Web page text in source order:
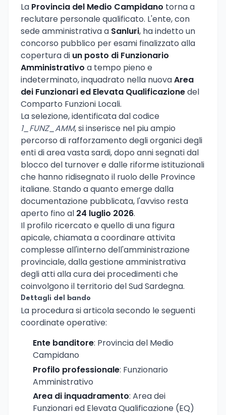
La Provincia del Medio Campidano torna a
reclutare personale qualificato. L'ente, con
sede amministrativa a Sanluri, ha indetto un
concorso pubblico per esami finalizzato alla
copertura di un posto di Funzionario
Amministrativo a tempo pieno e
indeterminato, inquadrato nella nuovaArea
dei Funzionari ed Elevata Qualificazionedel
Comparto Funzioni Locali.
La selezione, identificata dal codice
1_FUNZ_AMM, si inserisce nel piu ampio
percorso di rafforzamento degli organici degli
enti di area vasta sardi, dopo anni segnati dal
blocco del turnover e dalle riforme istituzionali
che hanno ridisegnato il ruolo delle Province
italiane. Stando a quanto emerge dalla
documentazione pubblicata, l'avviso resta
aperto fino al 24 luglio 2026.
Il profilo ricercato e quello di una figura
apicale, chiamata a coordinare attivita
complesse all'interno dell'amministrazione
provinciale, dalla gestione amministrativa
degli atti alla cura dei procedimenti che
coinvolgono il territorio del Sud Sardegna.
Dettagli del bando
La procedura si articola secondo le seguenti
coordinate operative:
Ente banditore: Provincia del Medio
Campidano
Profilo professionale: Funzionario
Amministrativo
Area di inquadramento: Area dei
Funzionari ed Elevata Qualificazione (EQ)